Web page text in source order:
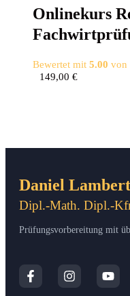
Online­kurs
Bewertet mit 5.00 von
149,00 €
Daniel Lambert
Dipl.-Math. Dipl.-
Prüfungsvorbereitung mit